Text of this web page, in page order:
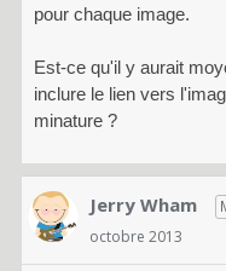
pour chaque image.
Est-ce qu'il y aurait
inclure le lien vers
minature ?
Jerry Wham
octobre 2013